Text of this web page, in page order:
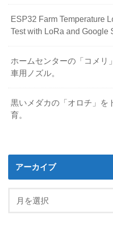
ESP32 Farm Temperature
Test with LoRa and Google
ホームセンターの「コメ
車用ノズル。
黒いメダカの「オロチ」を
育。
アーカイブ